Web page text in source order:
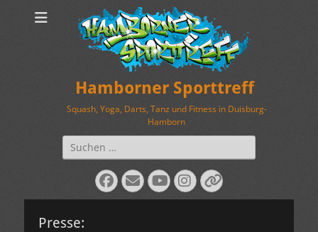
Hamborner Sporttreff
Squash, Yoga, Darts, Tanz und Fitness in Duisburg-
Hamborn
Suchen
nach:
Facebook
E-
Mail
YouTube
Instagram
Verknüpfung
Presse: